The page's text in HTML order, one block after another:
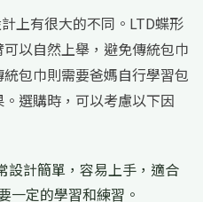
上有很大的不同。LTD蝶形
以自然上舉，避免傳統包巾
包巾則需要爸媽自行學習包
選購時，可以考慮以下因
設計簡單，容易上手，適合
一定的學習和練習。